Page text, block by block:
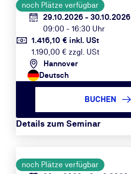
noch Plätze verfügbar
29.10.2026 - 30.10.2026
09:00 - 16:30 Uhr
1.416,10 € inkl. USt
1.190,00 € zzgl. USt
Hannover
Deutsch
Details zum Seminar
BUCHEN
noch Plätze verfügbar